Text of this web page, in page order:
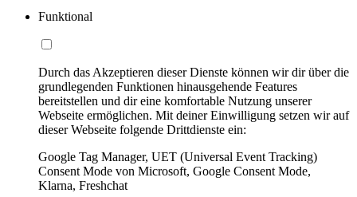
Funktional
Durch das Akzeptieren dieser Dienste können wir dir über die
grundlegenden Funktionen hinausgehende Features
bereitstellen und dir eine komfortable Nutzung unserer
Webseite ermöglichen. Mit deiner Einwilligung setzen wir auf
dieser Webseite folgende Drittdienste ein:
Google Tag Manager, UET (Universal Event Tracking)
Consent Mode von Microsoft, Google Consent Mode,
Klarna, Freshchat